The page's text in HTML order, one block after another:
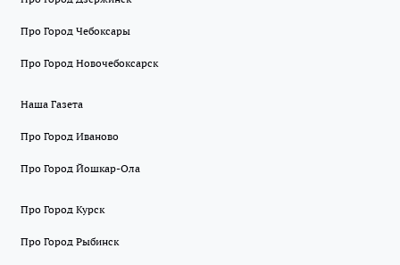
Про Город Чебоксары
Про Город Новочебоксарск
Наша Газета
Про Город Иваново
Про Город Йошкар-Ола
Про Город Курск
Про Город Рыбинск